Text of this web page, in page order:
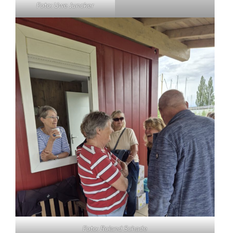
Foto: Uwe Juncker
Foto: Roland Schade